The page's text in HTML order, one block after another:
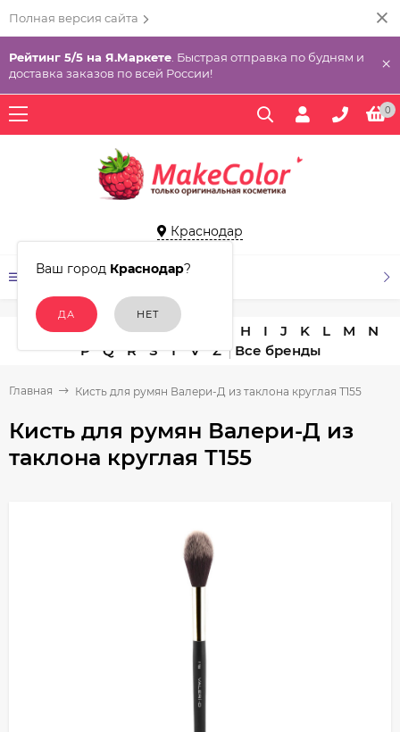
Полная версия сайта
Рейтинг 5/5 на Я.Маркете . Быстрая отправка по будням и
доставка заказов по всей России!
×
0
Краснодар
Ваш город Краснодар?
КАТАЛОГ ТОВАРОВ
A C D E H I J K L M
N
P
Q R S T V Z
Главная Кисть для румян Валери-Д из таклона круглая Т155
Кисть для румян Валери-Д из
таклона круглая Т155